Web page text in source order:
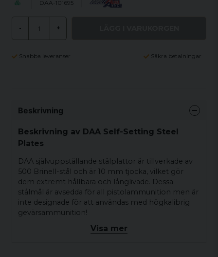
DAA-101695
- +
Snabba leveranser Säkra betalningar
Beskrivning
Beskrivning av DAA Self-Setting Steel
Plates
DAA självuppställande stålplattor är tillverkade av
500 Brinell-stål och är 10 mm tjocka, vilket gör
dem extremt hållbara och långlivade. Dessa
stålmål är avsedda för all pistolammunition men är
inte designade för att användas med högkalibrig
gevärsammunition!
DAA självuppställande stålplattor är professionellt
Visa mer